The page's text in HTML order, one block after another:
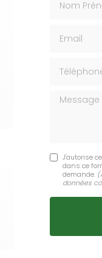
Message
J'autorise
dans ce
demande.
données